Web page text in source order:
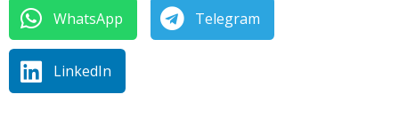
WhatsApp Telegram
LinkedIn